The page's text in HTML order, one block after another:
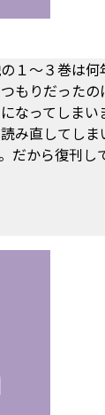
１～３巻は
もりだった
なってしまい
み直してし
だから復刊し